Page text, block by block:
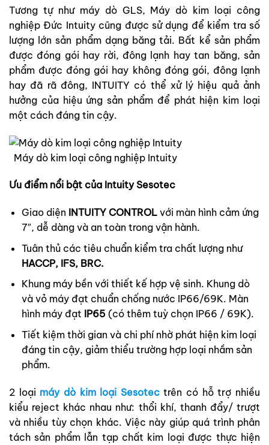
Tương tự như máy dò GLS, Máy dò kim loại công
nghiệp Đức Intuity cũng được sử dụng để kiểm tra số
lượng lớn sản phẩm dạng băng tải. Bất kể sản phẩm
được đóng gói hay rời, đông lạnh hay tan băng, sản
phẩm được đóng gói hay không đóng gói, đông lạnh
hay đã rã đông, INTUITY có thể xử lý hiệu quả ảnh
hưởng của hiệu ứng sản phẩm để phát hiện kim loại
một cách đáng tin cậy.
Máy dò kim loại công nghiệp Intuity
Ưu điểm nổi bật của Intuity Sesotec
Giao diện INTUITY CONTROLvới màn hình cảm ứng
7″, dễ dàng và an toàn trong vận hành.
Tuân thủ các tiêu chuẩn kiểm tra chất lượng như
HACCP, IFS, BRC.
Khung máy bền với thiết kế hợp vệ sinh. Khung dò
và vỏ máy đạt chuẩn chống nước IP66/69K. Màn
hình máy đạt IP65(có thêm tuỳ chọn IP66 / 69K).
Tiết kiệm thời gian và chi phí nhờ phát hiện kim loại
đáng tin cậy, giảm thiểu trường hợp loại nhầm sản
phẩm.
2 loại máy dò kim loại Sesotectrên có hỗ trợ nhiều
kiểu reject khác nhau như: thổi khí, thanh đẩy/ trượt
và nhiều tùy chọn khác. Việc này giúp quá trình phân
tách sản phẩm lẫn tạp chất kim loại được thực hiện